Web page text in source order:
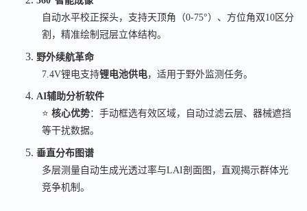
自动水平校正探头，支持天顶角（0-75°）、方位角双10 区分
割，精准绘制冠层立体结构。
3. 野外续航革命
7.4V锂电支持锂电池供电，适用于野外监测任务。
4. AI辅助分析软件
⭐ 核心优势：手动框选有效区域，自动过滤云层、器械遮挡
等干扰数据。
5.垂直分布图谱
多层测量自动生成光透过率与LAI剖面图，直观揭示群体光
竞争机制。